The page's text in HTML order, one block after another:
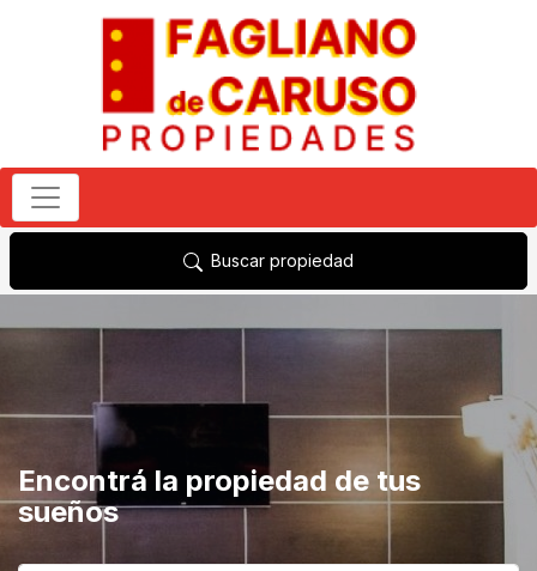
Buscar propiedad
Encontrá la propiedad de tus
sueños